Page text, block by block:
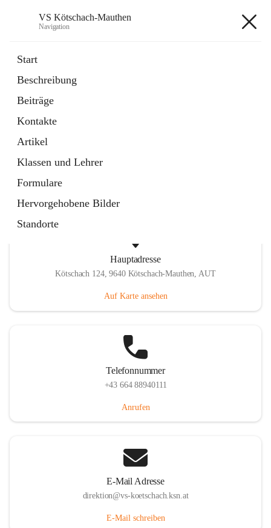
VS Kötschach-Mauthen
Navigation
Start
Beschreibung
Beiträge
Kontakte
Artikel
Klassen und Lehrer
Formulare
Hervorgehobene Bilder
Standorte
Inhalt nicht verfügbar
in
Tab
Umweltzeichen
Ordner
öffnet
in
neuem
Tab
Hauptadresse
Kötschach 124, 9640 Kötschach-Mauthen, AUT
Auf Karte ansehen
Telefonnummer
+43 664 88940111
Anrufen
E-Mail Adresse
direktion@vs-koetschach.ksn.at
E-Mail schreiben